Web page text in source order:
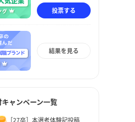
投票する
結果を見る
ャンペーン一覧
［27卒］本選考体験記投稿